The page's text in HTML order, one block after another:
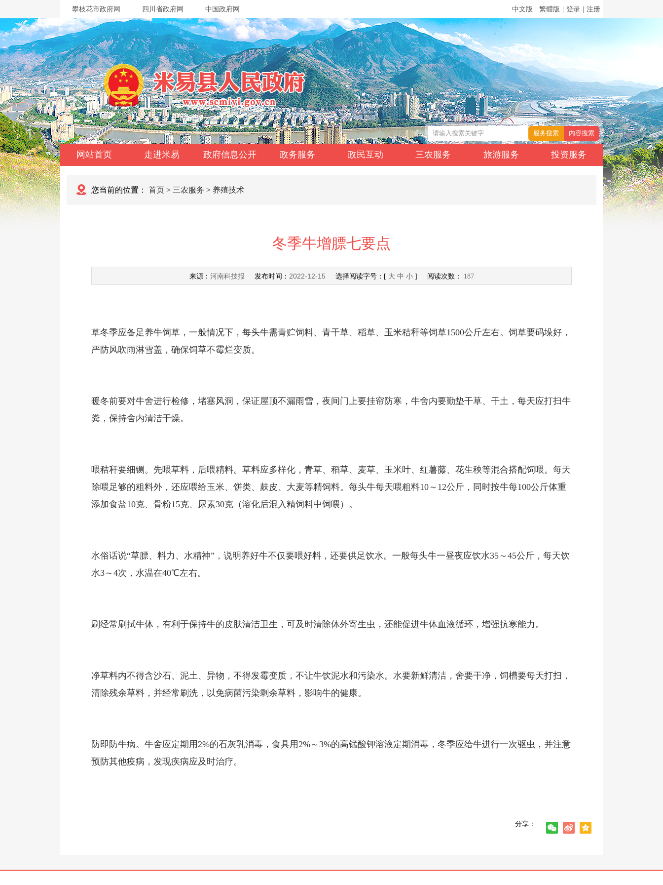
攀枝花市政府网 四川省政府网 中国政府网 中文版 繁體版 登录 注册
网站首页 走进米易 政府信息公开 政务服务 政民互动 三农服务 旅游服务 投资服务
您当前的位置： 首页 > 三农服务 > 养殖技术
冬季牛增膘七要点
来源： 河南科技报 发布时间： 2022-12-15 选择阅读字号：[ 大 中 小] 阅读次数： 187
草冬季应备足养牛饲草，一般情况下，每头牛需青贮饲料、青干草、稻草、玉米秸秆等饲草1500公斤左右。饲草要码垛好，
严防风吹雨淋雪盖，确保饲草不霉烂变质。
暖冬前要对牛舍进行检修，堵塞风洞，保证屋顶不漏雨雪，夜间门上要挂帘防寒，牛舍内要勤垫干草、干土，每天应打扫牛
粪，保持舍内清洁干燥。
喂秸秆要细铡。先喂草料，后喂精料。草料应多样化，青草、稻草、麦草、玉米叶、红薯藤、花生秧等混合搭配饲喂。每天
除喂足够的粗料外，还应喂给玉米、饼类、麸皮、大麦等精饲料。每头牛每天喂粗料10～12公斤，同时按牛每100公斤体重
添加食盐10克、骨粉15克、尿素30克（溶化后混入精饲料中饲喂）。
水俗话说“草膘、料力、水精神”，说明养好牛不仅要喂好料，还要供足饮水。一般每头牛一昼夜应饮水35～45公斤，每天饮
水3～4次，水温在40℃左右。
刷经常刷拭牛体，有利于保持牛的皮肤清洁卫生，可及时清除体外寄生虫，还能促进牛体血液循环，增强抗寒能力。
净草料内不得含沙石、泥土、异物，不得发霉变质，不让牛饮泥水和污染水。水要新鲜清洁，舍要干净，饲槽要每天打扫，
清除残余草料，并经常刷洗，以免病菌污染剩余草料，影响牛的健康。
防即防牛病。牛舍应定期用2%的石灰乳消毒，食具用2%～3%的高锰酸钾溶液定期消毒，冬季应给牛进行一次驱虫，并注意
预防其他疫病，发现疾病应及时治疗。
分享：